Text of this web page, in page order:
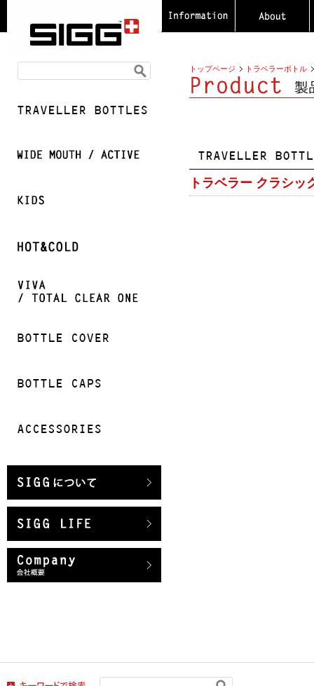
トップページ トラベラーボトル
トラベラー クラシ